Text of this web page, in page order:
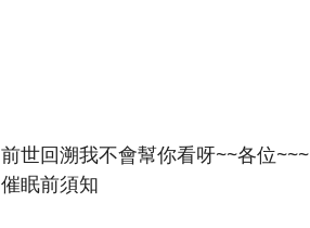
前世回溯我不會幫你看呀~~各位~~~
催眠前須知